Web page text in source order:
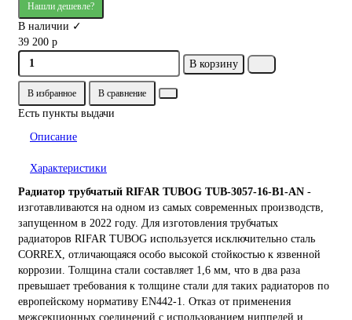
Нашли дешевле?
В наличии ✓
39 200 р
В корзину
В избранное В сравнение
Есть пункты выдачи
Описание
Характеристики
Радиатор трубчатый RIFAR TUBOG TUB-3057-16-B1-AN -
изготавливаются на одном из самых современных производств,
запущенном в 2022 году. Для изготовления трубчатых
радиаторов RIFAR TUBOG используется исключительно сталь
CORREX, отличающаяся особо высокой стойкостью к язвенной
коррозии. Толщина стали составляет 1,6 мм, что в два раза
превышает требования к толщине стали для таких радиаторов по
европейскому нормативу EN442-1. Отказ от применения
межсекционных соединений с использованием ниппелей и